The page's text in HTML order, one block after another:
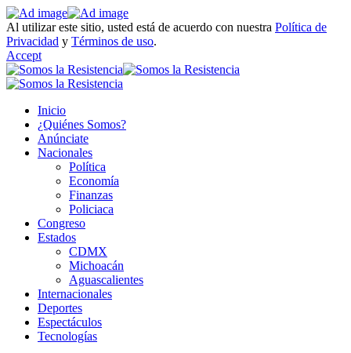
Al utilizar este sitio, usted está de acuerdo con nuestra Política de
Privacidad y Términos de uso.
Accept
Inicio
¿Quiénes Somos?
Anúnciate
Nacionales
Política
Economía
Finanzas
Policiaca
Congreso
Estados
CDMX
Michoacán
Aguascalientes
Internacionales
Deportes
Espectáculos
Tecnologías